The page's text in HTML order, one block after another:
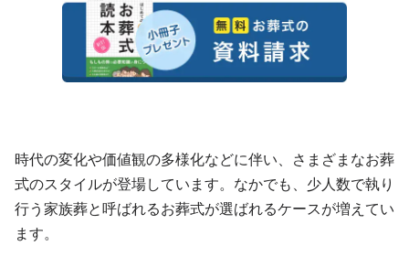
時代の変化や価値観の多様化などに伴い、さまざまなお葬
式のスタイルが登場しています。なかでも、少人数で執り
行う家族葬と呼ばれるお葬式が選ばれるケースが増えてい
ます。